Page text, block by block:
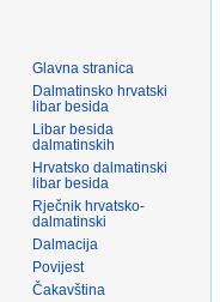
Glavna stranica
Dalmatinsko hrvatski
libar besida
Libar besida
dalmatinskih
Hrvatsko dalmatinski
libar besida
Rječnik hrvatsko-
dalmatinski
Dalmacija
Povijest
Čakavština